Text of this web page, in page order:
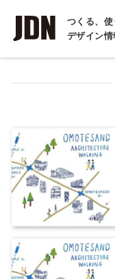
つくる、
デザイン情
インタビュー
COLUMN
コラム